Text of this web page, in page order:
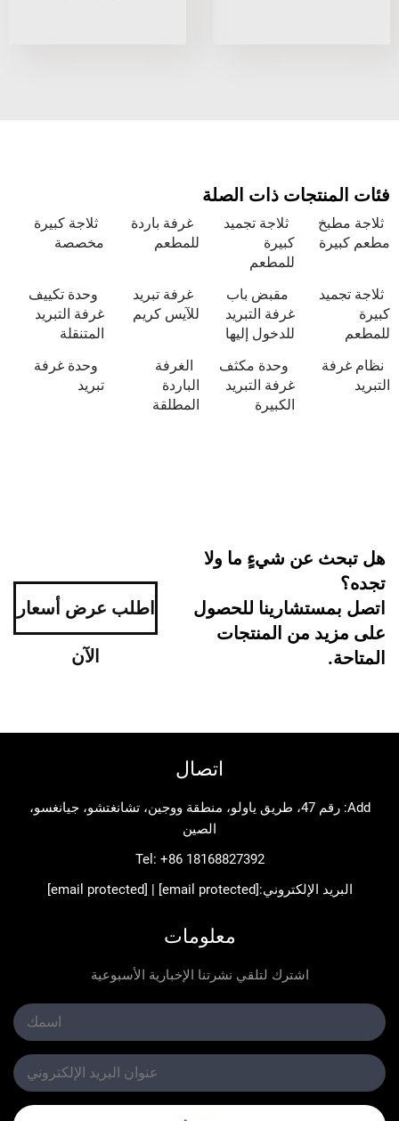
ذات الصلة
ثلاجة تجميد
كبيرة
غرفة باردة
للمطعم
ثلاجة كبيرة
مخصصة
مقبض باب
غرفة التبريد
للدخول إليها
غرفة تبريد
للآيس كريم
وحدة تكييف
غرفة التبريد
وحدة مكثف
غرفة التبريد
الغرفة
الباردة
المطلقة
وحدة غرفة
تبريد
عن شيءٍ ما ولا
للحصول
من المنتجات
اطلب عرض أسعار
Add: رقم 47، طريق ياولو، منطقة ووجين، تشانغتشو، جيانغسو،
Tel:+86 18168827392
الإلكتروني:[email protected]
|
[email protected]
معلومات
اشترك لتلقي نشرتنا الإخبارية الأسبوعية